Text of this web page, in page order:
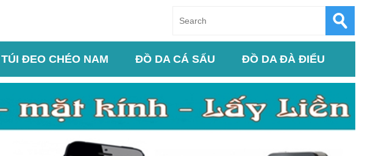
TÚI ĐEO CHÉO NAM ĐỒ DA CÁ SẤU ĐỒ DA ĐÀ ĐIỂU